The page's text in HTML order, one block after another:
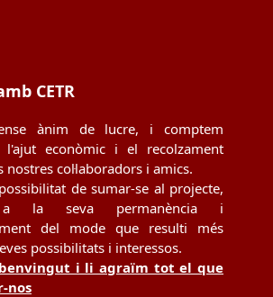
CETR
ànim de lucre, i comptem
l'ajut econòmic i el recolzament
col·laboradors i amics.
de sumar-se al projecte,
a la seva permanència i
del mode que resulti més
possibilitats i interessos.
i li agraïm tot el que
nos